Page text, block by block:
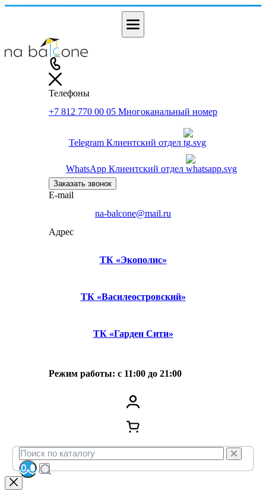
Телефоны
+7 812 770 00 05 Многоканальный номер
Telegram Клиентский отдел
WhatsApp Клиентский отдел
Заказать звонок
E-mail
na-balcone@mail.ru
Адрес
ТК «Экополис»
ТК «Василеостровский»
ТК «Гарден Сити»
Режим работы: с 11:00 до 21:00